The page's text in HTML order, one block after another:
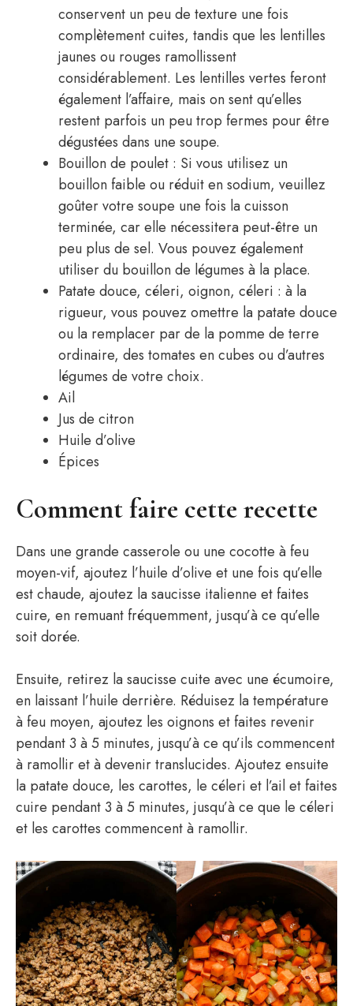
conservent un peu de texture une fois
complètement cuites, tandis que les lentilles
jaunes ou rouges ramollissent
considérablement. Les lentilles vertes feront
également l’affaire, mais on sent qu’elles
restent parfois un peu trop fermes pour être
dégustées dans une soupe.
Bouillon de poulet : Si vous utilisez un
bouillon faible ou réduit en sodium, veuillez
goûter votre soupe une fois la cuisson
terminée, car elle nécessitera peut-être un
peu plus de sel. Vous pouvez également
utiliser du bouillon de légumes à la place.
Patate douce, céleri, oignon, céleri : à la
rigueur, vous pouvez omettre la patate douce
ou la remplacer par de la pomme de terre
ordinaire, des tomates en cubes ou d’autres
légumes de votre choix.
Ail
Jus de citron
Huile d’olive
Épices
Comment faire cette recette
Dans une grande casserole ou une cocotte à feu
moyen-vif, ajoutez l’huile d’olive et une fois qu’elle
est chaude, ajoutez la saucisse italienne et faites
cuire, en remuant fréquemment, jusqu’à ce qu’elle
soit dorée.
Ensuite, retirez la saucisse cuite avec une écumoire,
en laissant l’huile derrière. Réduisez la température
à feu moyen, ajoutez les oignons et faites revenir
pendant 3 à 5 minutes, jusqu’à ce qu’ils commencent
à ramollir et à devenir translucides. Ajoutez ensuite
la patate douce, les carottes, le céleri et l’ail et faites
cuire pendant 3 à 5 minutes, jusqu’à ce que le céleri
et les carottes commencent à ramollir.